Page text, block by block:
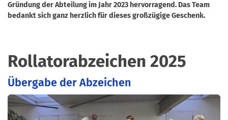
Gründung der Abteilung im Jahr 2023 hervorragend. Das Team
bedankt sich ganz herzlich für dieses großzügige Geschenk.
Rollatorabzeichen 2025
Übergabe der Abzeichen